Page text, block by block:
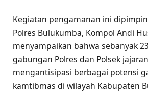
Kegiatan pengamanan ini
Polres Bulukumba, Kompol Andi
menyampaikan bahwa sebanyak
gabungan Polres dan Polsek
mengantisipasi berbagai potensi
kamtibmas di wilayah Kabupaten